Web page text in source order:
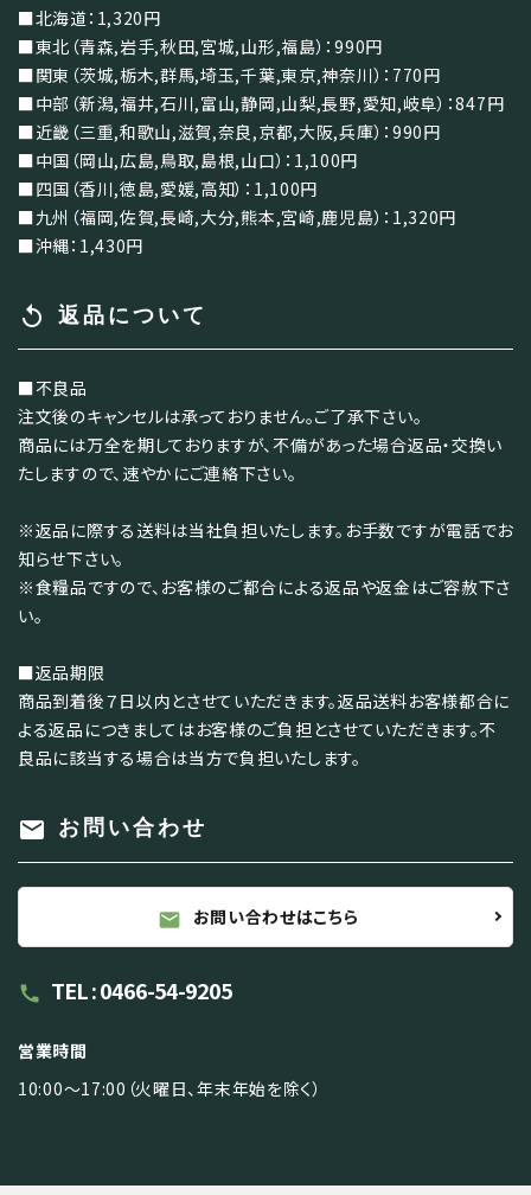
■北海道：1,320円
■東北（青森,岩手,秋田,宮城,山形,福島）：990円
■関東（茨城,栃木,群馬,埼玉,千葉,東京,神奈川）：770円
■中部（新潟,福井,石川,富山,静岡,山梨,長野,愛知,岐阜）：847円
■近畿（三重,和歌山,滋賀,奈良,京都,大阪,兵庫）：990円
■中国（岡山,広島,鳥取,島根,山口）：1,100円
■四国（香川,徳島,愛媛,高知）：1,100円
■九州（福岡,佐賀,長崎,大分,熊本,宮崎,鹿児島）：1,320円
■沖縄：1,430円
replay 返品について
■不良品
注文後のキャンセルは承っておりません。ご了承下さい。
商品には万全を期しておりますが、不備があった場合返品・交換い
たしますので、速やかにご連絡下さい。
※返品に際する送料は当社負担いたします。お手数ですが電話でお
知らせ下さい。
※食糧品ですので、お客様のご都合による返品や返金はご容赦下さ
い。
■返品期限
商品到着後７日以内とさせていただきます。返品送料お客様都合に
よる返品につきましてはお客様のご負担とさせていただきます。不
良品に該当する場合は当方で負担いたします。
mail お問い合わせ
mail お問い合わせはこちら
call TEL : 0466-54-9205
営業時間
10:00～17:00（火曜日、年末年始を除く）